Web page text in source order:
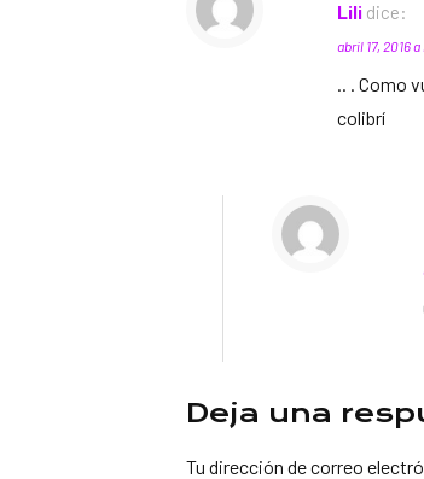
Lili dice:
abril 17, 2016
.. . Como
colibrí
Deja una
Tu dirección de correo